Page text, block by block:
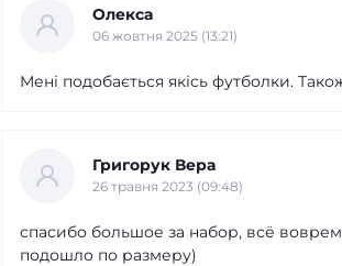
Олекса
06 жовтня 2025 (13:21)
Мені подобається якісь футболки.
Григорук Вера
26 травня 2023 (09:48)
спасибо большое за набор, всё
подошло по размеру)